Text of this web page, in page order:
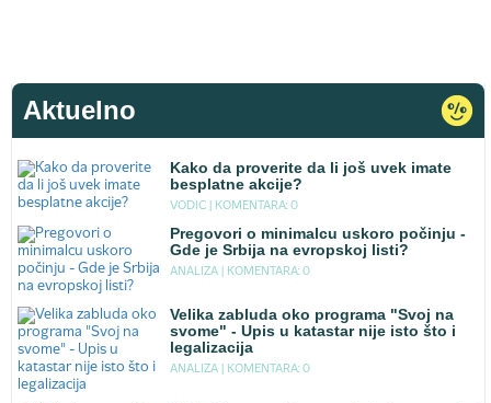
Aktuelno
Kako da proverite da li još uvek imate
besplatne akcije?
VODIC | KOMENTARA: 0
Pregovori o minimalcu uskoro počinju -
Gde je Srbija na evropskoj listi?
ANALIZA | KOMENTARA: 0
Velika zabluda oko programa "Svoj na
svome" - Upis u katastar nije isto što i
legalizacija
ANALIZA | KOMENTARA: 0